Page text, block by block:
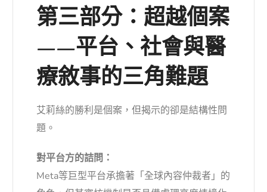
第三部分：超越個案
——平台、社會與醫
療敘事的三角難題
艾莉絲的勝利是個案，但揭示的卻是結構性問
題。
對平台方的詰問：
Meta等巨型平台承擔著「全球內容仲裁者」的